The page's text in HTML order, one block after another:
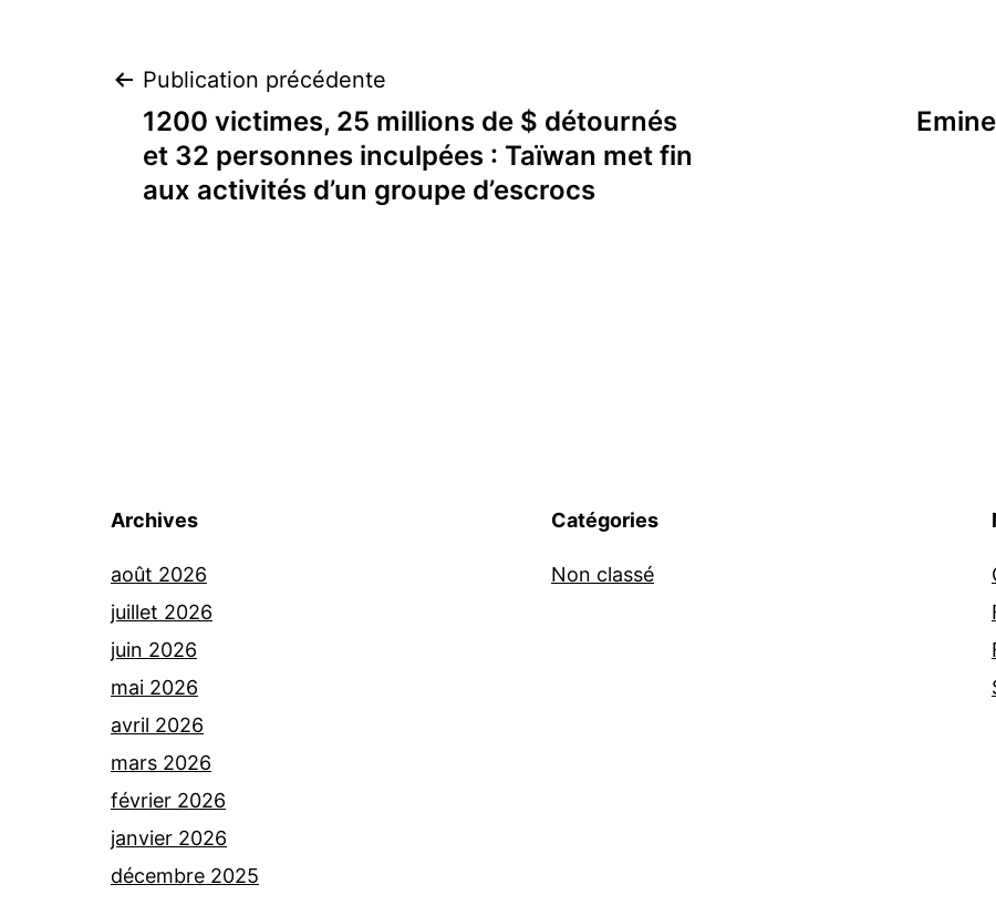
Navigation
de
Publication précédente
1200 victimes, 25 millions de $ détournés
et 32 personnes inculpées : Taïwan met fin
aux activités d’un groupe d’escrocs
Archives
août 2026
juillet 2026
juin 2026
mai 2026
avril 2026
mars 2026
février 2026
janvier 2026
décembre 2025
Catégories
Non classé